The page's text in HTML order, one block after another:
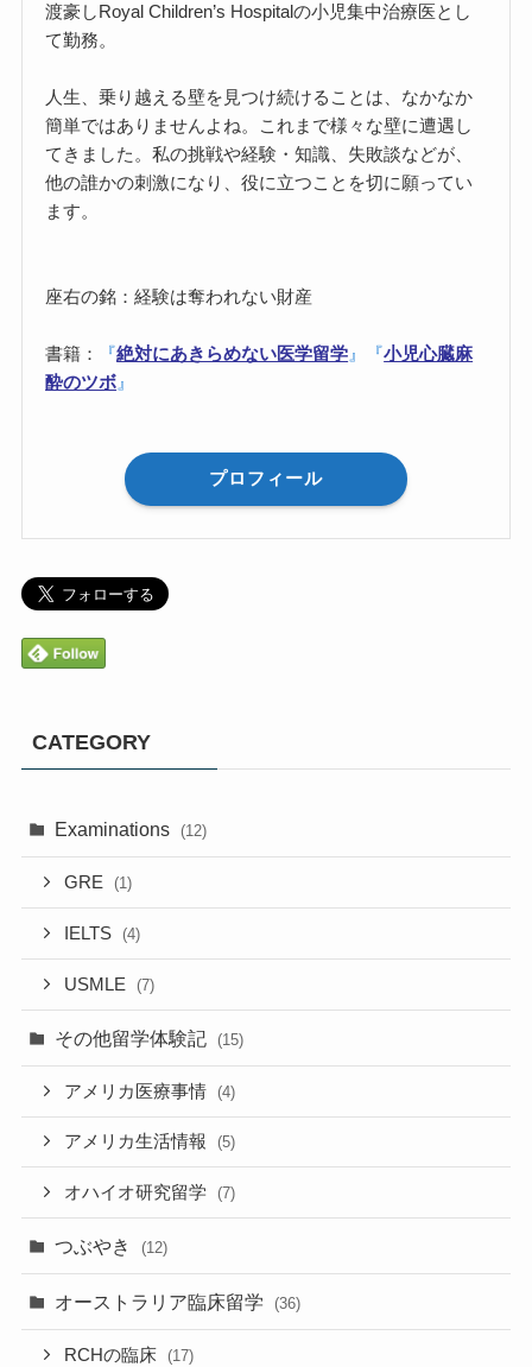
渡豪しRoyal Children’s Hospitalの小児集中治療医とし
て勤務。
人生、乗り越える壁を見つけ続けることは、なかなか
簡単ではありませんよね。これまで様々な壁に遭遇し
てきました。私の挑戦や経験・知識、失敗談などが、
他の誰かの刺激になり、役に立つことを切に願ってい
ます。
座右の銘：経験は奪われない財産
書籍： 『絶対にあきらめない医学留学 』 『小児心臓麻
酔のツボ 』
プロフィール
CATEGORY
Examinations (12)
GRE (1)
IELTS (4)
USMLE (7)
その他留学体験記 (15)
アメリカ医療事情 (4)
アメリカ生活情報 (5)
オハイオ研究留学 (7)
つぶやき (12)
オーストラリア臨床留学 (36)
RCHの臨床 (17)